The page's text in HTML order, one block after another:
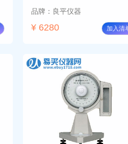
品牌：良平仪器
¥ 6280 加入清